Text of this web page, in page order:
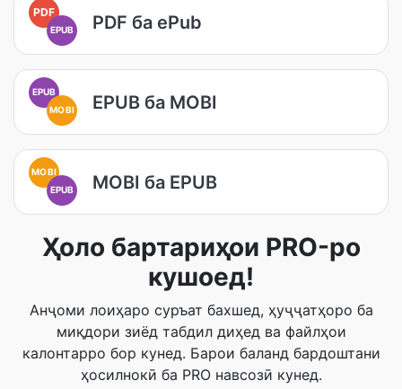
PDF
EPUB PDF ба ePub
EPUB
MOBI
EPUB ба MOBI
MOBI
EPUB
MOBI ба EPUB
Ҳоло бартариҳои PRO-ро
кушоед!
Анҷоми лоиҳаро суръат бахшед, ҳуҷҷатҳоро ба
миқдори зиёд табдил диҳед ва файлҳои
калонтарро бор кунед. Барои баланд бардоштани
ҳосилнокӣ ба PRO навсозӣ кунед.